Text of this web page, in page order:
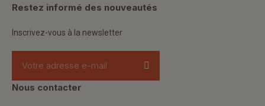
Restez informé des nouveautés
Inscrivez-vous à la newsletter
Nous contacter